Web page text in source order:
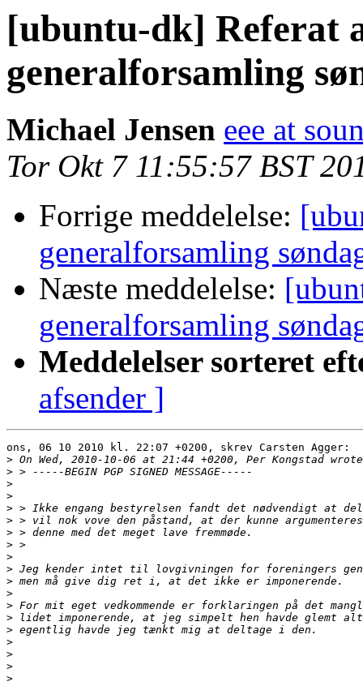
[ubuntu-dk] Referat
generalforsamling
Michael Jensen eee at
Tor Okt 7 11:55:57 BST
Forrige meddelelse:
generalforsamling
Næste meddelelse:
generalforsamling
Meddelelser sorteret
afsender ]
ons, 06 10 2010 kl. 22:07 +0200, skrev Carsten Agger:
>
>
>
>
>
>
>
>
>
>
>
>
>
>
>
>
>
>
>